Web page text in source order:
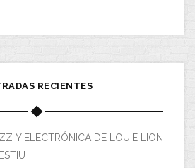
RECIENTES
Y ELECTRÓNICA DE LOUIE LION